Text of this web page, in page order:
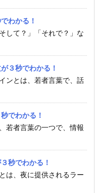
わかる！
して？」「それで？」な
３秒でわかる！
ンとは、若者言葉で、話
でわかる！
若者言葉の一つで、情報
秒でわかる！
は、夜に提供されるラー